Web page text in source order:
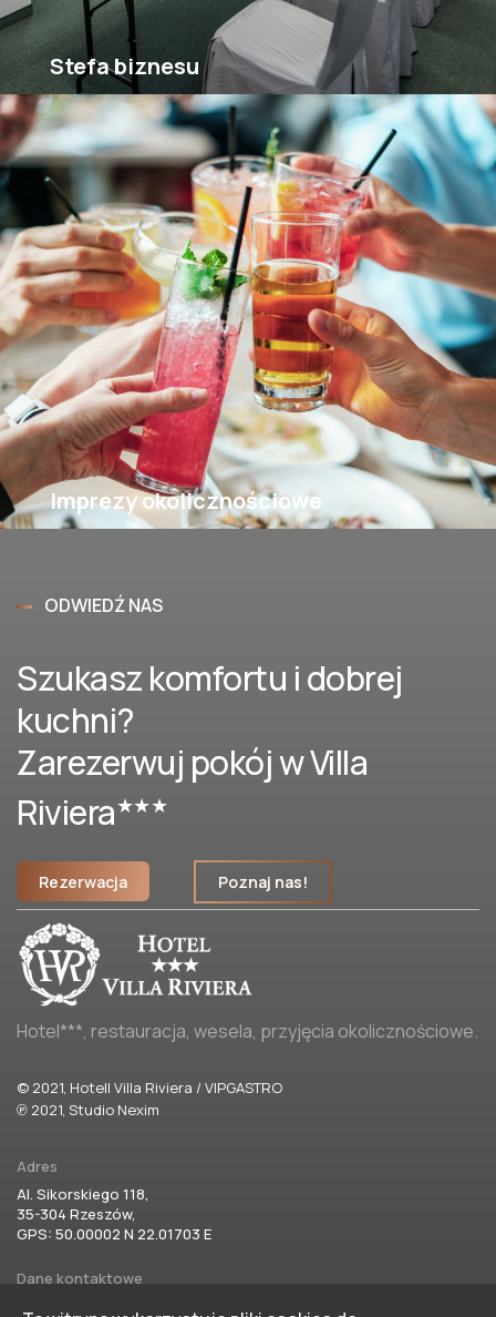
Stefa biznesu
Imprezy okolicznościowe
ODWIEDŹ NAS
Szukasz komfortu i dobrej
kuchni?
Zarezerwuj pokój w Villa
Riviera★★★
Rezerwacja Poznaj nas!
Hotel***, restauracja, wesela, przyjęcia okolicznościowe.
© 2021, Hotell Villa Riviera / VIPGASTRO
℗ 2021, Studio Nexim
Adres
Al. Sikorskiego 118,
35-304 Rzeszów,
GPS: 50.00002 N 22.01703 E
Dane kontaktowe